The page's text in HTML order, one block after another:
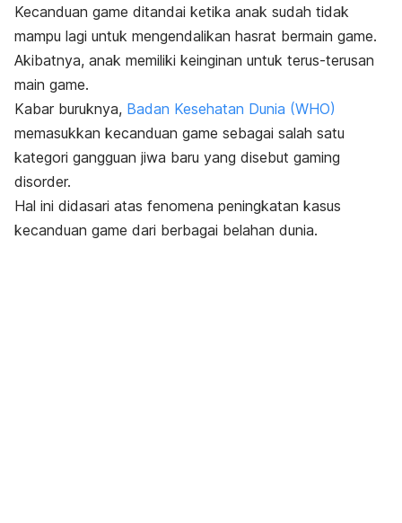
Kecanduan game ditandai ketika anak sudah tidak
mampu lagi untuk mengendalikan hasrat bermain game.
Akibatnya, anak memiliki keinginan untuk terus-terusan
main game.
Kabar buruknya, Badan Kesehatan Dunia (WHO)
memasukkan kecanduan game sebagai salah satu
kategori gangguan jiwa baru yang disebut gaming
disorder.
Hal ini didasari atas fenomena peningkatan kasus
kecanduan game dari berbagai belahan dunia.